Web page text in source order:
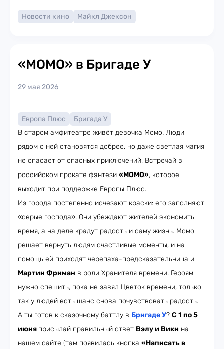
Новости кино Майкл Джексон
«МОМО» в Бригаде У
29 мая 2026
Европа Плюс
Бригада У
В старом амфитеатре живёт девочка Момо. Люди
рядом с ней становятся добрее, но даже светлая магия
не спасает от опасных приключений! Встречай в
российском прокате фэнтези «МОМО», которое
выходит при поддержке Европы Плюс.
Из города постепенно исчезают краски: его заполняют
«серые господа». Они убеждают жителей экономить
время, а на деле крадут радость и саму жизнь. Момо
решает вернуть людям счастливые моменты, и на
помощь ей приходят черепаха-предсказательница и
Мартин Фриман в роли Хранителя времени. Героям
нужно спешить, пока не завял Цветок времени, только
так у людей есть шанс снова почувствовать радость.
А ты готов к сказочному баттлу в Бригаде У? С 1 по 5
июня присылай правильный ответ Вэлу и Вики на
нашем сайте (там появилась кнопка «Написать в